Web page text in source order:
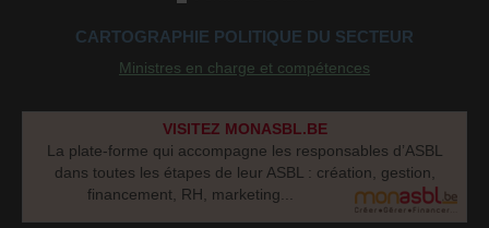
CARTOGRAPHIE POLITIQUE DU SECTEUR
Ministres en charge et compétences
VISITEZ MONASBL.BE
La plate-forme qui accompagne les responsables d’ASBL
dans toutes les étapes de leur ASBL : création, gestion,
financement, RH, marketing...